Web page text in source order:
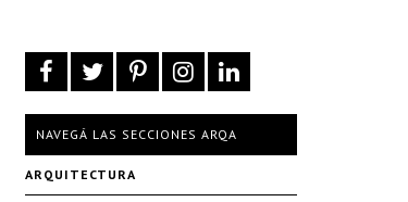
NAVEGÁ LAS SECCIONES ARQA
ARQUITECTURA